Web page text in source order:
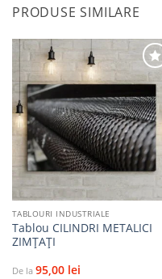
PRODUSE SIMILARE
la
TABLOURI INDUSTRIALE
Tablou CILINDRI METALICI
ZIMȚAȚI
De la 95,00 lei